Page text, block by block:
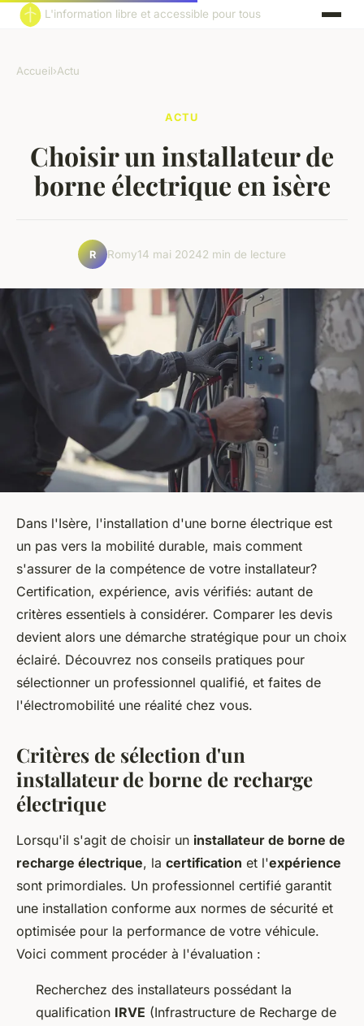
L'information libre et accessible pour tous
Accueil›Actu
ACTU
Choisir un installateur de
borne électrique en isère
R Romy14 mai 20242 min de lecture
Dans l'Isère, l'installation d'une borne électrique est
un pas vers la mobilité durable, mais comment
s'assurer de la compétence de votre installateur?
Certification, expérience, avis vérifiés: autant de
critères essentiels à considérer. Comparer les devis
devient alors une démarche stratégique pour un choix
éclairé. Découvrez nos conseils pratiques pour
sélectionner un professionnel qualifié, et faites de
l'électromobilité une réalité chez vous.
Critères de sélection d'un
installateur de borne de recharge
électrique
Lorsqu'il s'agit de choisir un installateur de borne de
recharge électrique, la certification et l'expérience
sont primordiales. Un professionnel certifié garantit
une installation conforme aux normes de sécurité et
optimisée pour la performance de votre véhicule.
Voici comment procéder à l'évaluation :
Recherchez des installateurs possédant la
qualification IRVE (Infrastructure de Recharge de